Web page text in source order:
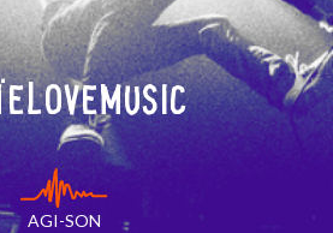
AGI-SON